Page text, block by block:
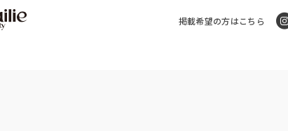
掲載希望の方はこちら